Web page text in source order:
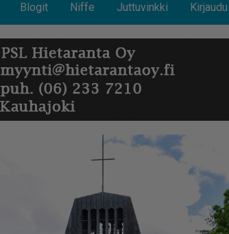
Blogit Niffe Juttuvinkki